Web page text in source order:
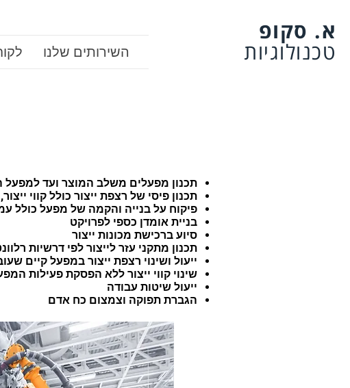
השירותים שלנו
א. סקופ
טכנולוגיות
תכנון מפעלים משלב המוצר ועד למפעל
תכנון פיסי של רצפת ייצור כולל קווי
פיקוח על בנייה והקמה של מפעל כולל
בניית אומדן כספי לפרויקט
סיוע ברכישת מכונות ייצור
תכנון מתקני עזר לייצור לפי דרשיות
ייעול ושינוי רצפת ייצור במפעל קיים
שינוי קווי ייצור ללא הפסקת פעילות
ייעול שיטות עבודה
הגברת תפוקה וצמצום כח אדם